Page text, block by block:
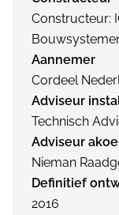
Constructeur:
Aannemer
Cordeel
Adviseur
Technisch
Adviseur
Nieman
Definitief
2016